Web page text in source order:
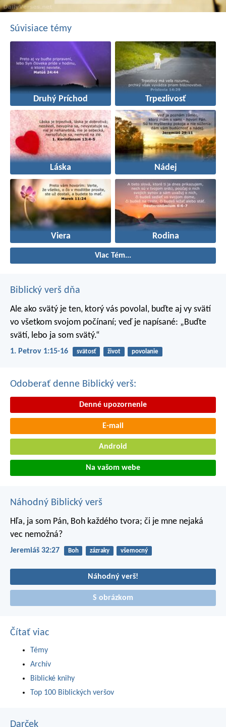
Súvisiace témy
Druhý Príchod Trpezlivosť
Láska Nádej
Viera Rodina
Viac Tém...
Biblický verš dňa
Ale ako svätý je ten, ktorý vás povolal, buďte aj vy svätí
vo všetkom svojom počínaní; veď je napísané: „Buďte
svätí, lebo ja som svätý.“
1. Petrov 1:15-16 svätosť život povolanie
Odoberať denne Biblický verš:
Denné upozornenie
E-mail
Android
Na vašom webe
Náhodný Biblický verš
Hľa, ja som Pán, Boh každého tvora; či je mne nejaká
vec nemožná?
Jeremiáš 32:27 Boh zázraky všemocný
Náhodný verš!
S obrázkom
Čítať viac
Témy
Archív
Biblické knihy
Top 100 Biblických veršov
Darček